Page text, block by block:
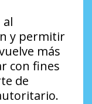
al
y permitir
más
con fines
de